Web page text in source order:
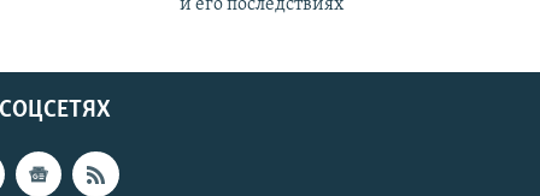
и его последствиях